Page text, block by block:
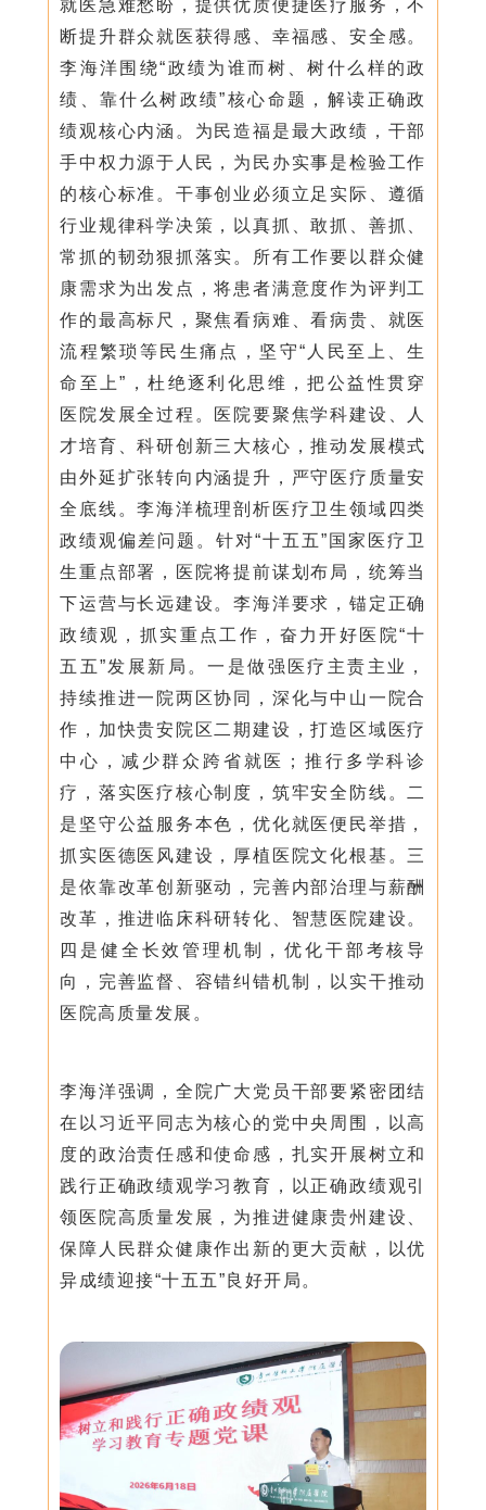
就医急难愁盼，提供优质便捷医疗服务，不
断提升群众就医获得感、幸福感、安全感。
李海洋围绕“政绩为谁而树、树什么样的政
绩、靠什么树政绩”核心命题，解读正确政
绩观核心内涵。为民造福是最大政绩，干部
手中权力源于人民，为民办实事是检验工作
的核心标准。干事创业必须立足实际、遵循
行业规律科学决策，以真抓、敢抓、善抓、
常抓的韧劲狠抓落实。所有工作要以群众健
康需求为出发点，将患者满意度作为评判工
作的最高标尺，聚焦看病难、看病贵、就医
流程繁琐等民生痛点，坚守“人民至上、生
命至上”，杜绝逐利化思维，把公益性贯穿
医院发展全过程。医院要聚焦学科建设、人
才培育、科研创新三大核心，推动发展模式
由外延扩张转向内涵提升，严守医疗质量安
全底线。李海洋梳理剖析医疗卫生领域四类
政绩观偏差问题。针对“十五五”国家医疗卫
生重点部署，医院将提前谋划布局，统筹当
下运营与长远建设。李海洋要求，锚定正确
政绩观，抓实重点工作，奋力开好医院“十
五五”发展新局。一是做强医疗主责主业，
持续推进一院两区协同，深化与中山一院合
作，加快贵安院区二期建设，打造区域医疗
中心，减少群众跨省就医；推行多学科诊
疗，落实医疗核心制度，筑牢安全防线。二
是坚守公益服务本色，优化就医便民举措，
抓实医德医风建设，厚植医院文化根基。三
是依靠改革创新驱动，完善内部治理与薪酬
改革，推进临床科研转化、智慧医院建设。
四是健全长效管理机制，优化干部考核导
向，完善监督、容错纠错机制，以实干推动
医院高质量发展。
李海洋强调，全院广大党员干部要紧密团结
在以习近平同志为核心的党中央周围，以高
度的政治责任感和使命感，扎实开展树立和
践行正确政绩观学习教育，以正确政绩观引
领医院高质量发展，为推进健康贵州建设、
保障人民群众健康作出新的更大贡献，以优
异成绩迎接“十五五”良好开局。